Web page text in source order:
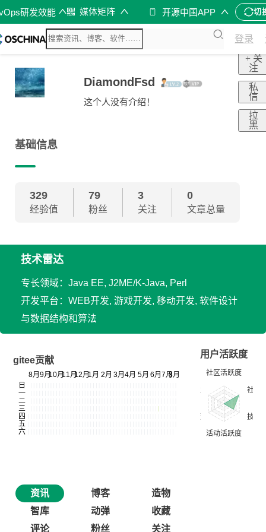
研发效能 媒体矩阵 开源中国APP 切
登录
DiamondFsd
这个人没有介绍！
+ 关
注
私
信
拉
黑
基础信息
329
经验值
79
粉丝
3
关注
0
文章总量
技术雷达
专长领域：Java EE, J2ME/K-Java, Perl
开发平台：WEB开发, 游戏开发, 移动开发, 软件设计
与数据结构和算法
gitee贡献
用户活跃度
资讯 博客
造物
智库
动弹
收藏
评论
粉丝 关注